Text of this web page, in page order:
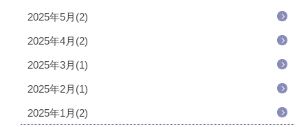
2025年5月(2)
2025年4月(2)
2025年3月(1)
2025年2月(1)
2025年1月(2)